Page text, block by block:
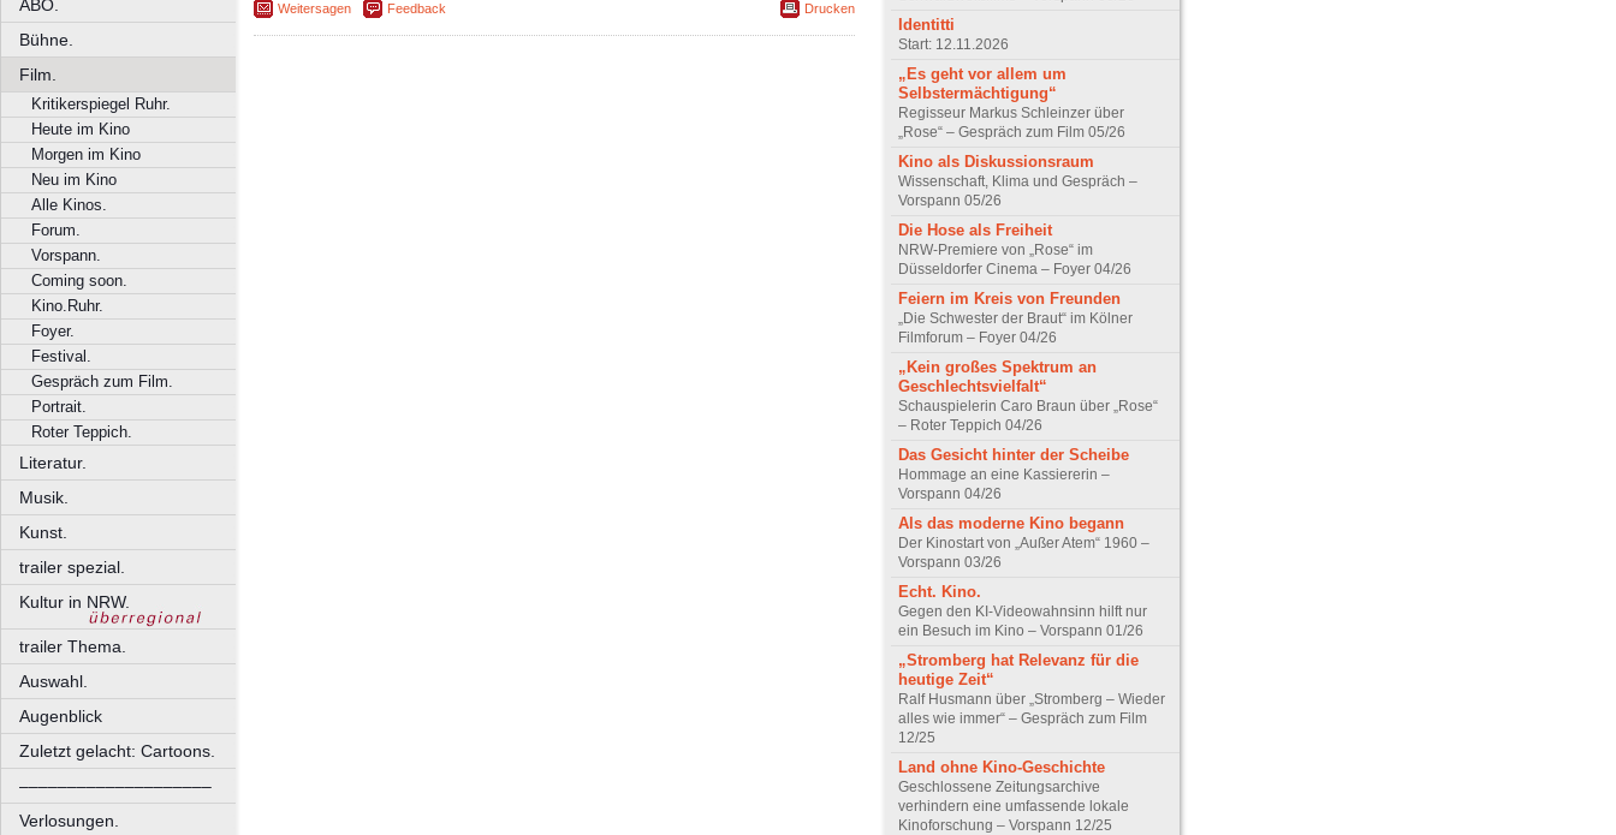
ABO.
Bühne.
Film.
Kritikerspiegel Ruhr.
Heute im Kino
Morgen im Kino
Neu im Kino
Alle Kinos.
Forum.
Vorspann.
Coming soon.
Kino.Ruhr.
Foyer.
Festival.
Gespräch zum Film.
Portrait.
Roter Teppich.
Literatur.
Musik.
Kunst.
trailer spezial.
Kultur in NRW.
trailer Thema.
Auswahl.
Augenblick
Zuletzt gelacht: Cartoons.
––––––––––––––––––––
Verlosungen.
Weitersagen Feedback Drucken
Identitti
Start: 12.11.2026
„Es geht vor allem um
Selbstermächtigung“
Regisseur Markus Schleinzer über
„Rose“ – Gespräch zum Film 05/26
Kino als Diskussionsraum
Wissenschaft, Klima und Gespräch –
Vorspann 05/26
Die Hose als Freiheit
NRW-Premiere von „Rose“ im
Düsseldorfer Cinema – Foyer 04/26
Feiern im Kreis von Freunden
„Die Schwester der Braut“ im Kölner
Filmforum – Foyer 04/26
„Kein großes Spektrum an
Geschlechtsvielfalt“
Schauspielerin Caro Braun über „Rose“
– Roter Teppich 04/26
Das Gesicht hinter der Scheibe
Hommage an eine Kassiererin –
Vorspann 04/26
Als das moderne Kino begann
Der Kinostart von „Außer Atem“ 1960 –
Vorspann 03/26
Echt. Kino.
Gegen den KI-Videowahnsinn hilft nur
ein Besuch im Kino – Vorspann 01/26
„Stromberg hat Relevanz für die
heutige Zeit“
Ralf Husmann über „Stromberg – Wieder
alles wie immer“ – Gespräch zum Film
12/25
Land ohne Kino-Geschichte
Geschlossene Zeitungsarchive
verhindern eine umfassende lokale
Kinoforschung – Vorspann 12/25